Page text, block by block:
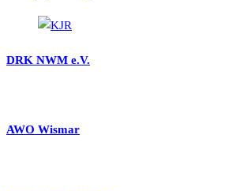
DRK NWM e.V.
AWO Wismar